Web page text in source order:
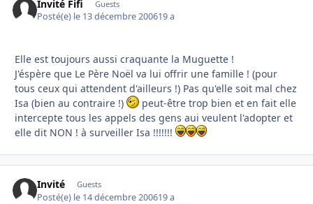
Invité Fifi Guests
Posté(e) le 13 décembre 200619 a
Elle est toujours aussi craquante la Muguette !
J'éspère que Le Père Noël va lui offrir une famille ! (pour
tous ceux qui attendent d'ailleurs !) Pas qu'elle soit mal chez
Isa (bien au contraire !)
peut-être trop bien et en fait elle
intercepte tous les appels des gens aui veulent l'adopter et
elle dit NON ! à surveiller Isa !!!!!!!
Invité Guests
Posté(e) le 14 décembre 200619 a